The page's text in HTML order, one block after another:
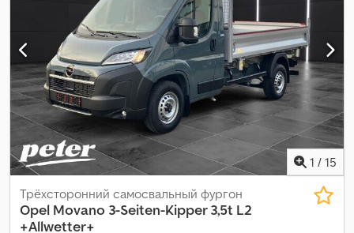
подержанные транспортные средства, гидроусилитель
руля, кондиционер, круиз-контроль, подушка безопасности,
противотуманные фары, сажевый фильтр, система
иммобилайзера, система контроля тяги, центральный
замок, электронная программа стабилизации (ESP)
1 / 15
Трёхсторонний самосвальный фургон
Opel Movano 3-Seiten-Kipper 3,5t L2
+Allwetter+